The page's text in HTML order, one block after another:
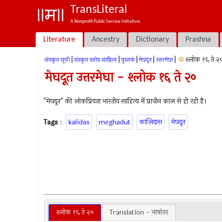
TransLiteral
A Nonprofit Public Service Initiative.
Literature Ancestry Dictionary Prashna
संस्कृत सूची संस्कृत स्तोत्र साहित्य पुस्तकं मेघदूत उत्तरमेघा श्लोक १६ ते २०
मेघदूत उत्तरमेघा - श्लोक १६ ते २०
"मेघदूत" की लोकप्रियता भारतीय साहित्य में प्राचीन काल से ही रही है।
Tags : kalidas meghadut कालिदास मेघदूत
श्लोक १६ ते २० Translation - भाषांतर